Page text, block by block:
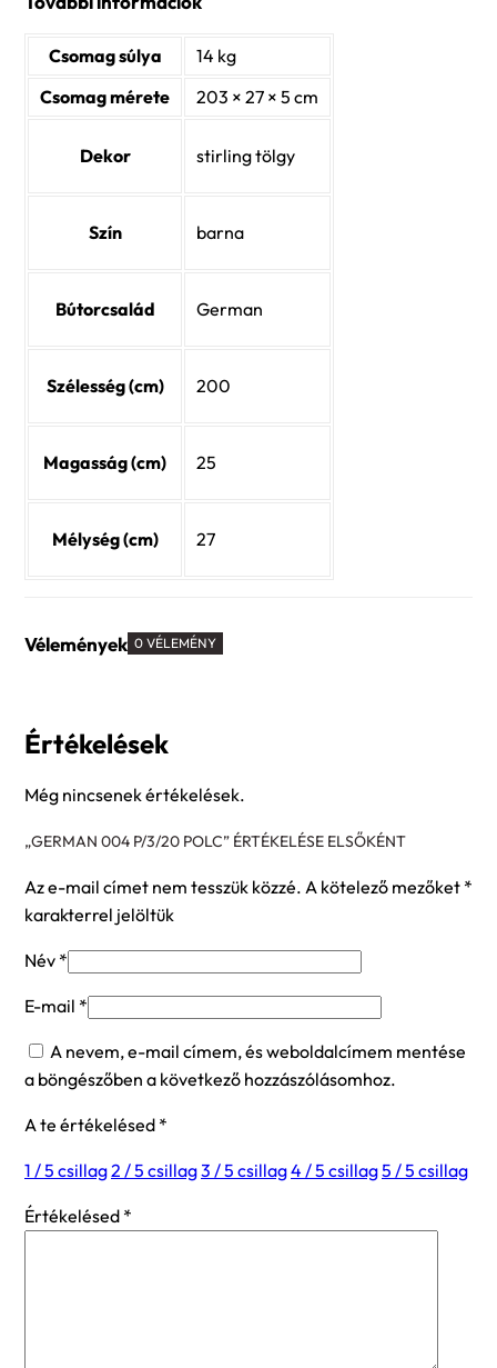
Csomag súlya
14 kg
Csomag mérete
203 × 27 × 5 cm
Dekor stirling tölgy
Szín barna
Bútorcsalád German
Szélesség (cm) 200
Magasság (cm) 25
Mélység (cm) 27
Vélemények 0 VÉLEMÉNY
Értékelések
Még nincsenek értékelések.
„GERMAN 004 P/3/20 POLC” ÉRTÉKELÉSE ELSŐKÉNT
Az e-mail címet nem tesszük közzé. A kötelező mezőket *
karakterrel jelöltük
Név *
E-mail *
A nevem, e-mail címem, és weboldalcímem mentése
a böngészőben a következő hozzászólásomhoz.
A te értékelésed *
1 / 5 csillag2 / 5 csillag3 / 5 csillag4 / 5 csillag5 / 5 csillag
Értékelésed *